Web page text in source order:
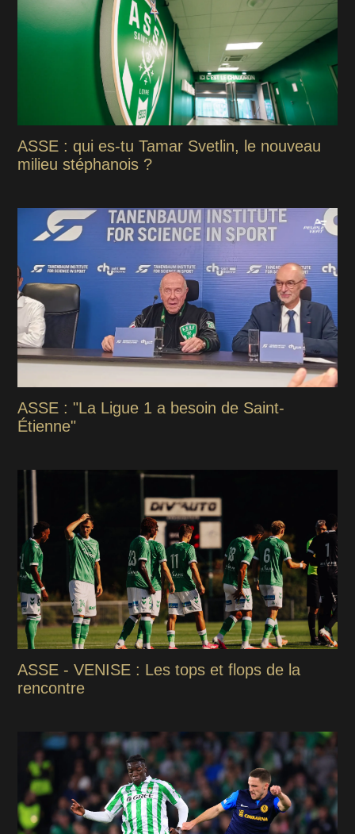
ASSE : qui es-tu Tamar Svetlin, le nouveau
milieu stéphanois ?
ASSE : "La Ligue 1 a besoin de Saint-
Étienne"
ASSE - VENISE : Les tops et flops de la
rencontre